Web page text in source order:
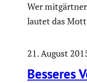
Wer
lautet das
21. August
Besseres